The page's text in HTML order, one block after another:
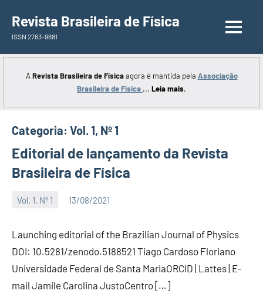
para
conteúdo
Revista Brasileira de Física
ISSN 2763-9681
A Revista Brasileira de Físicaagora é mantida pela Associação
Brasileira de Física ... Leia mais.
Categoria: Vol. 1, Nº 1
Editorial de lançamento da Revista
Brasileira de Física
Vol. 1, Nº 1 13/08/2021
Launching editorial of the Brazilian Journal of Physics
DOI: 10.5281/zenodo.5188521 Tiago Cardoso Floriano
Universidade Federal de Santa MariaORCID | Lattes | E-
mail Jamile Carolina JustoCentro […]